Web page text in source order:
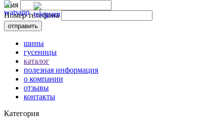
Имя
Номер телефона
шины
гусеницы
каталог
полезная информация
о компании
отзывы
контакты
Категория